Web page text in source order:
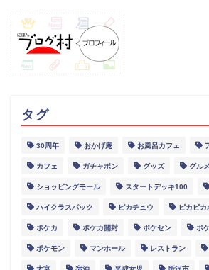
タグ
30周年 おかげ庵 お風呂カフェ
カフェ ガチャポン グッズ グルメ
ショッピングモール スタートデッキ100
ハイクラスパック ピカチュウ ピカピカ
ポケカ ポケカ開封 ポケセン ポ
ポケモン マンホール レストラン